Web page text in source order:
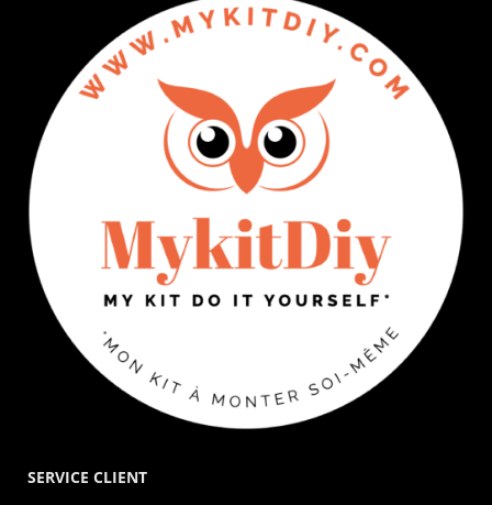
SERVICE CLIENT